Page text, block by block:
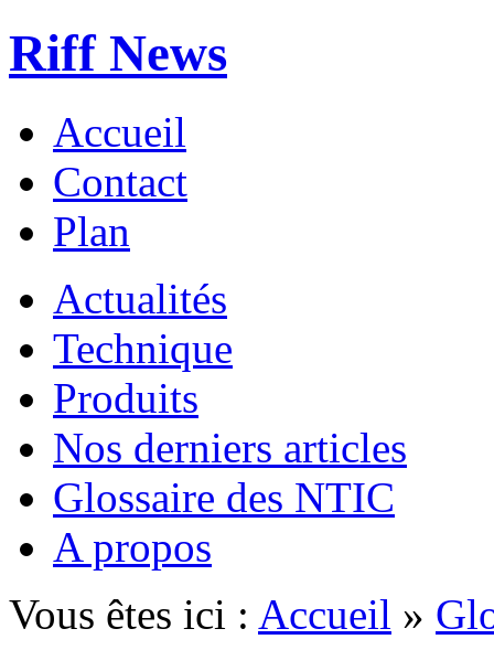
Riff News
Accueil
Contact
Plan
Actualités
Technique
Produits
Nos derniers articles
Glossaire des NTIC
A propos
Vous êtes ici : Accueil »